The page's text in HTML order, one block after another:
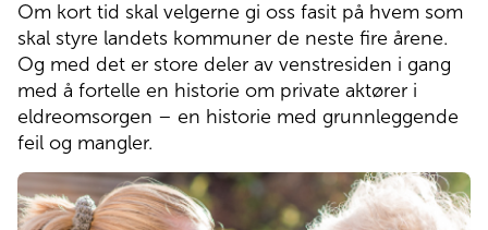
Pasienthotell
Om Norlandia
Kontakt oss
Om kort tid skal velgerne gi oss fasit på hvem som
skal styre landets kommuner de neste fire årene.
Og med det er store deler av venstresiden i gang
med å fortelle en historie om private aktører i
eldreomsorgen – en historie med grunnleggende
feil og mangler.